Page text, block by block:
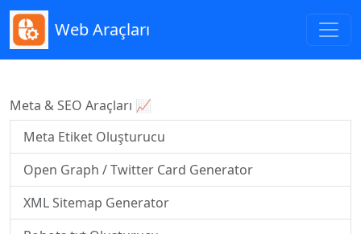
Web Araçları
Meta & SEO Araçları 📈
Meta Etiket Oluşturucu
Open Graph / Twitter Card Generator
XML Sitemap Generator